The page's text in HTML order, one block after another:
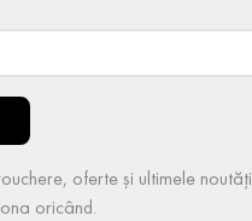
oferte și ultimele noutăți
oricând.